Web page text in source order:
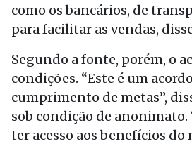
como os bancários, de
para facilitar as vendas,
Segundo a fonte, porém, o
condições. “Este é um
cumprimento de metas”,
sob condição de anonimato.
ter acesso aos benefícios do